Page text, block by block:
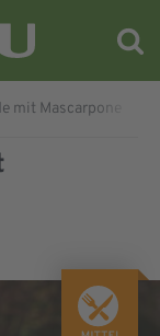
mit Mascarpone